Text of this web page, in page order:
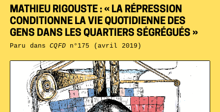
MATHIEU RIGOUSTE : « LA RÉPRESSION
CONDITIONNE LA VIE QUOTIDIENNE DES
GENS DANS LES QUARTIERS SÉGRÉGUÉS »
Paru dansCQFDn°175 (avril 2019)